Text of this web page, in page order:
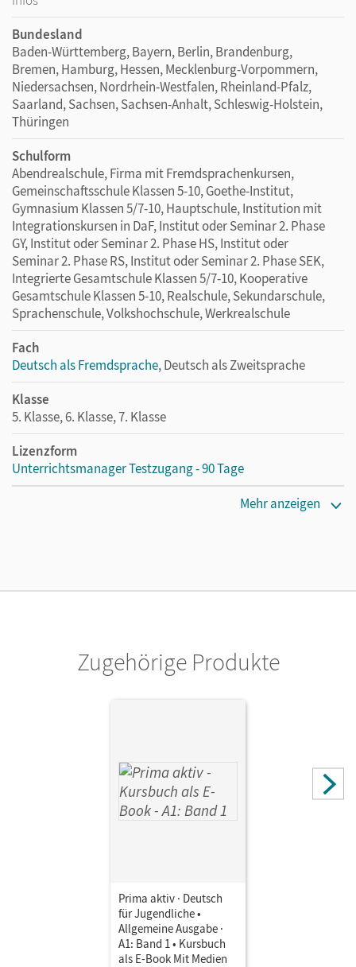
Bundesland
Baden-Württemberg, Bayern, Berlin, Brandenburg,
Bremen, Hamburg, Hessen, Mecklenburg-Vorpommern,
Niedersachsen, Nordrhein-Westfalen, Rheinland-Pfalz,
Saarland, Sachsen, Sachsen-Anhalt, Schleswig-Holstein,
Thüringen
Schulform
Abendrealschule, Firma mit Fremdsprachenkursen,
Gemeinschaftsschule Klassen 5-10, Goethe-Institut,
Gymnasium Klassen 5/7-10, Hauptschule, Institution mit
Integrationskursen in DaF, Institut oder Seminar 2. Phase
GY, Institut oder Seminar 2. Phase HS, Institut oder
Seminar 2. Phase RS, Institut oder Seminar 2. Phase SEK,
Integrierte Gesamtschule Klassen 5/7-10, Kooperative
Gesamtschule Klassen 5-10, Realschule, Sekundarschule,
Sprachenschule, Volkshochschule, Werkrealschule
Fach
Deutsch als Fremdsprache, Deutsch als Zweitsprache
Klasse
5. Klasse, 6. Klasse, 7. Klasse
Lizenzform
Unterrichtsmanager Testzugang - 90 Tage
Unterrichtsmanager 90 Tage lang zu testen.
Mehr anzeigen
Zugehörige Produkte
Prima aktiv · Deutsch
für Jugendliche •
Allgemeine Ausgabe ·
A1: Band 1 • Kursbuch
als E-Book Mit Medien